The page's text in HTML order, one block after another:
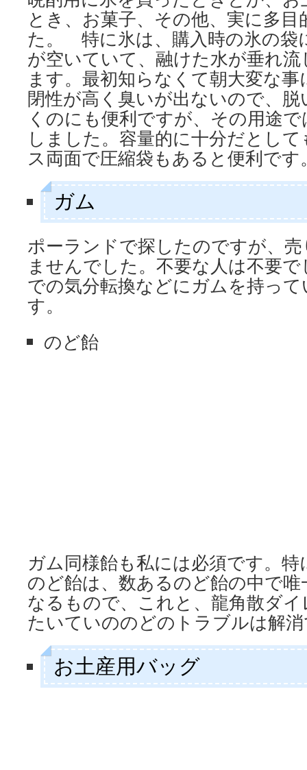
とき、お菓子、その他、実に多
た。 特に氷は、購入時の氷の袋
が空いていて、融けた水が垂れ
ます。最初知らなくて朝大変な
閉性が高く臭いが出ないので、
くのにも便利ですが、その用途
しました。容量的に十分だとし
ス両面で圧縮袋もあると便利です
ガム
ポーランドで探したのですが、
ませんでした。不要な人は不要
での気分転換などにガムを持っ
す。
のど飴
ガム同様飴も私には必須です。
のど飴は、数あるのど飴の中で
なるもので、これと、龍角散ダ
たいていののどのトラブルは解
お土産用バッグ